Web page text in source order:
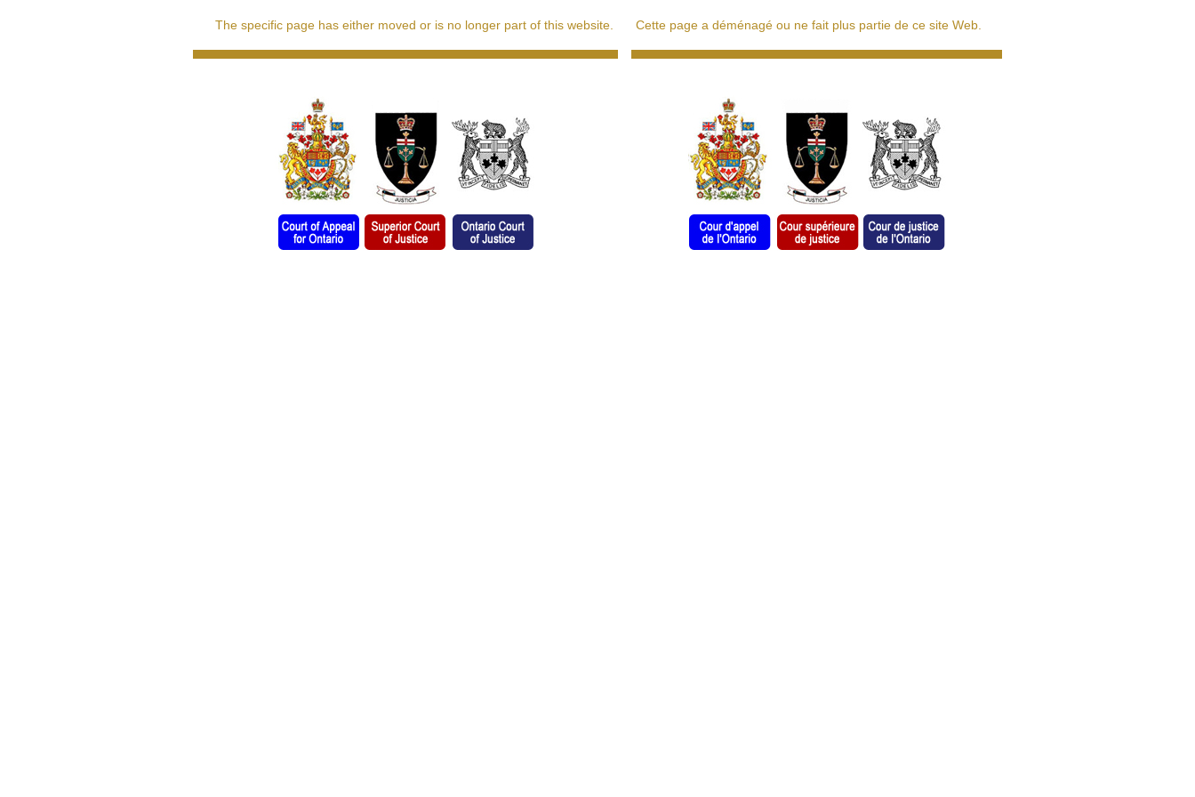
The specific page has either moved or is no longer part of this website. Cette page a déménagé ou ne fait plus partie de ce site Web.